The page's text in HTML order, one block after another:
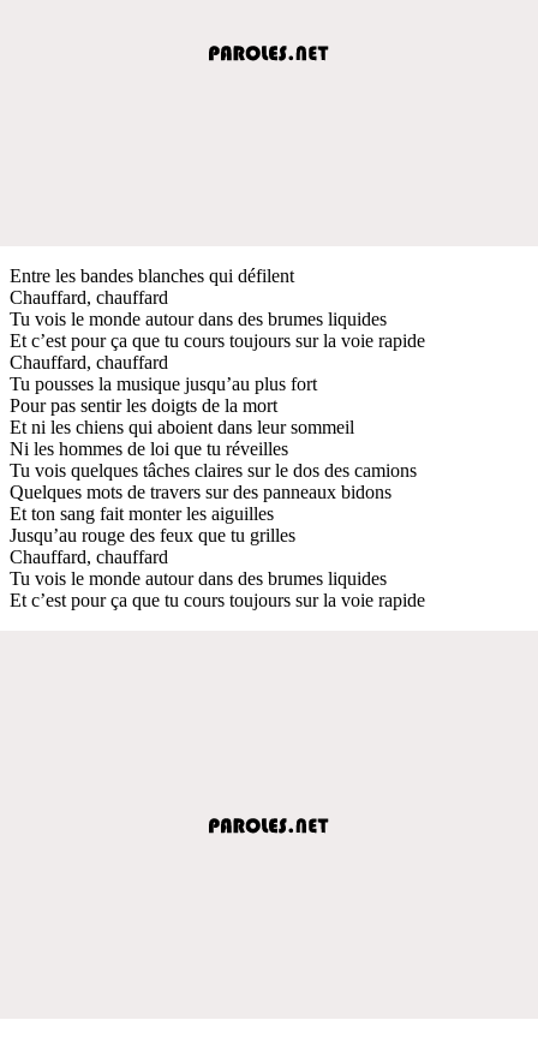
Entre les bandes blanches qui défilent
Chauffard, chauffard
Tu vois le monde autour dans des brumes liquides
Et c’est pour ça que tu cours toujours sur la voie rapide
Chauffard, chauffard
Tu pousses la musique jusqu’au plus fort
Pour pas sentir les doigts de la mort
Et ni les chiens qui aboient dans leur sommeil
Ni les hommes de loi que tu réveilles
Tu vois quelques tâches claires sur le dos des camions
Quelques mots de travers sur des panneaux bidons
Et ton sang fait monter les aiguilles
Jusqu’au rouge des feux que tu grilles
Chauffard, chauffard
Tu vois le monde autour dans des brumes liquides
Et c’est pour ça que tu cours toujours sur la voie rapide